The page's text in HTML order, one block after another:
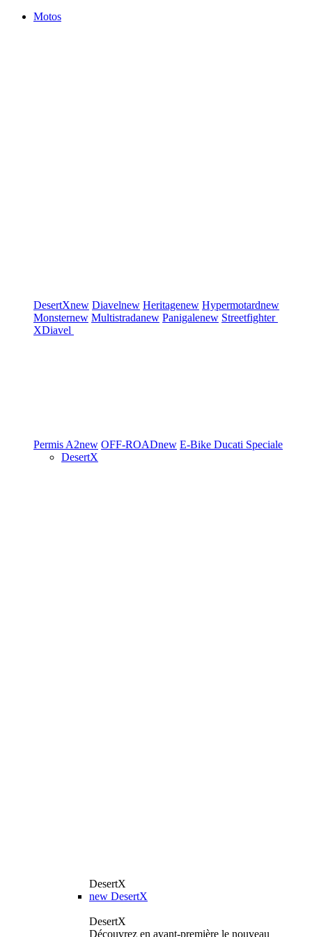
Motos
DesertXnew Diavelnew Heritagenew Hypermotardnew
Monsternew Multistradanew Panigalenew Streetfighter
XDiavel
Permis A2new OFF-ROADnew E-Bike Ducati Speciale
DesertX
DesertX
new DesertX
DesertX
Découvrez en avant-première le nouveau